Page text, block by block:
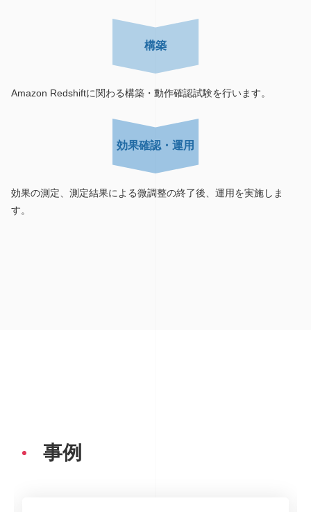
構築
Amazon Redshiftに関わる構築・動作確認試験を行います。
効果確認・運用
効果の測定、測定結果による微調整の終了後、運用を実施しま
す。
事例